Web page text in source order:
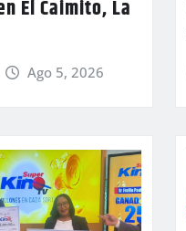
El Caimito, La
Ago 5, 2026